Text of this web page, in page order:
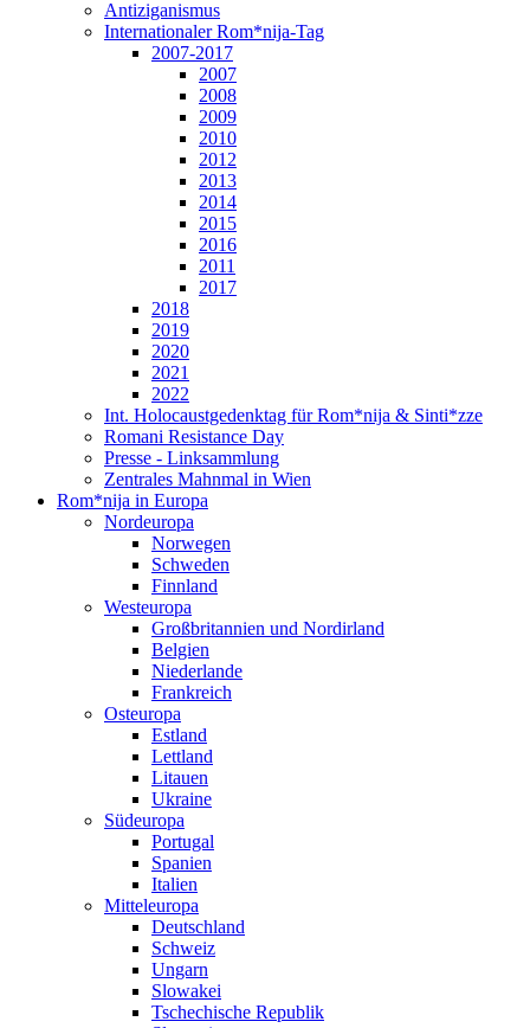
Antiziganismus
Internationaler Rom*nija-Tag
2007-2017
2007
2008
2009
2010
2012
2013
2014
2015
2016
2011
2017
2018
2019
2020
2021
2022
Int. Holocaustgedenktag für Rom*nija & Sinti*zze
Romani Resistance Day
Presse - Linksammlung
Zentrales Mahnmal in Wien
Rom*nija in Europa
Nordeuropa
Norwegen
Schweden
Finnland
Westeuropa
Großbritannien und Nordirland
Belgien
Niederlande
Frankreich
Osteuropa
Estland
Lettland
Litauen
Ukraine
Südeuropa
Portugal
Spanien
Italien
Mitteleuropa
Deutschland
Schweiz
Ungarn
Slowakei
Tschechische Republik